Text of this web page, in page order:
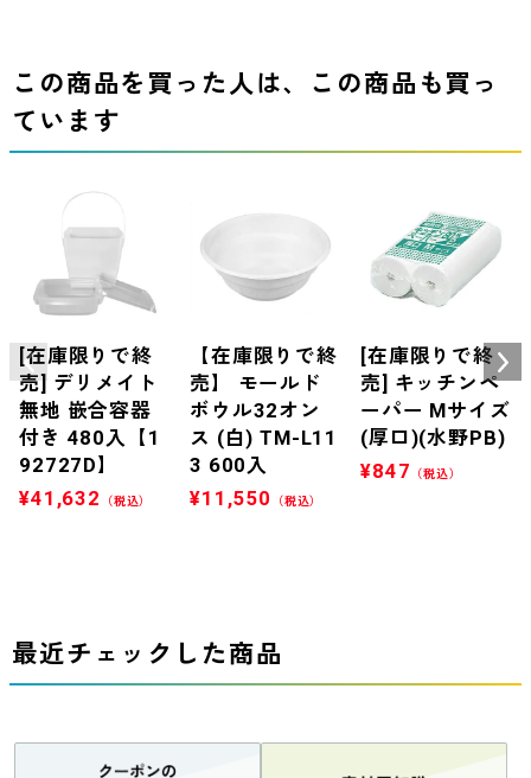
この商品を買った人は、この商品も買っ
ています
[在庫限りで終
売] デリメイト
無地 嵌合容器
付き 480入【1
92727D】
¥41,632 （税込）
【在庫限りで終
売】 モールド
ボウル32オン
ス (白) TM-L11
3 600入
¥11,550 （税込）
[在庫限りで終
売] キッチンペ
ーパー Mサイズ
(厚口)(水野PB)
¥847 （税込）
最近チェックした商品